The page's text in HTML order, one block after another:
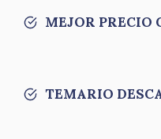
MEJOR PRECIO
TEMARIO